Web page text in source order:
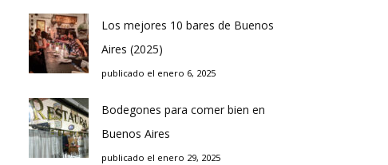
Los mejores 10 bares de Buenos
Aires (2025)
publicado el enero 6, 2025
Bodegones para comer bien en
Buenos Aires
publicado el enero 29, 2025